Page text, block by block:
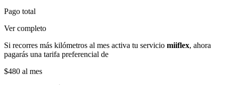
Pago total
Ver completo
Si recorres más kilómetros al mes activa tu servicio miiflex, ahora
pagarás una tarifa preferencial de
$480 al mes